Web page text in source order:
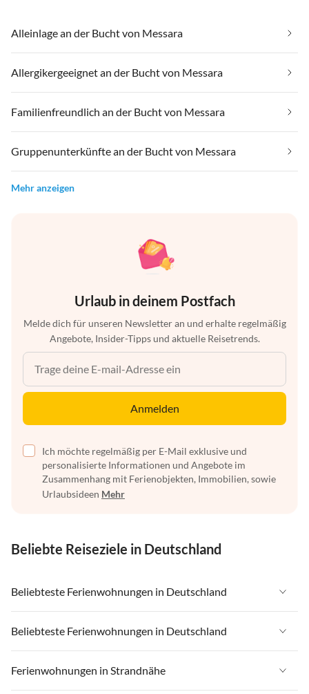
Alleinlage an der Bucht von Messara
Allergikergeeignet an der Bucht von Messara
Familienfreundlich an der Bucht von Messara
Gruppenunterkünfte an der Bucht von Messara
Mehr anzeigen
Urlaub in deinem Postfach
Melde dich für unseren Newsletter an und erhalte regelmäßig
Angebote, Insider-Tipps und aktuelle Reisetrends.
Anmelden
Ich möchte regelmäßig per E-Mail exklusive und
personalisierte Informationen und Angebote im
Zusammenhang mit Ferienobjekten, Immobilien, sowie
Urlaubsideen Mehr
Beliebte Reiseziele in Deutschland
Beliebteste Ferienwohnungen in Deutschland
Ferienwohnungen in Deutschland
Ferienwohnungen in Ostsee
Ferienwohnungen in Nordsee
Beliebteste Ferienwohnungen in Deutschland
Ferienwohnungen in Deutschland
Ferienwohnungen in Strandnähe